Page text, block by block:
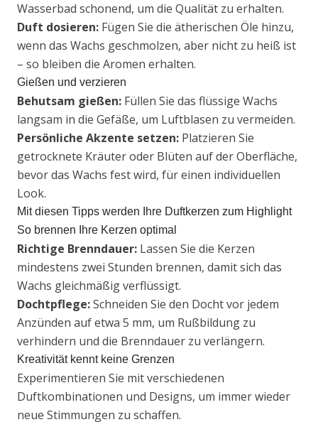
Wasserbad schonend, um die Qualität zu erhalten.
Duft dosieren: Fügen Sie die ätherischen Öle hinzu,
wenn das Wachs geschmolzen, aber nicht zu heiß ist
– so bleiben die Aromen erhalten.
Gießen und verzieren
Behutsam gießen: Füllen Sie das flüssige Wachs
langsam in die Gefäße, um Luftblasen zu vermeiden.
Persönliche Akzente setzen: Platzieren Sie
getrocknete Kräuter oder Blüten auf der Oberfläche,
bevor das Wachs fest wird, für einen individuellen
Look.
Mit diesen Tipps werden Ihre Duftkerzen zum Highlight
So brennen Ihre Kerzen optimal
Richtige Brenndauer: Lassen Sie die Kerzen
mindestens zwei Stunden brennen, damit sich das
Wachs gleichmäßig verflüssigt.
Dochtpflege:Schneiden Sie den Docht vor jedem
Anzünden auf etwa 5 mm, um Rußbildung zu
verhindern und die Brenndauer zu verlängern.
Kreativität kennt keine Grenzen
Experimentieren Sie mit verschiedenen
Duftkombinationen und Designs, um immer wieder
neue Stimmungen zu schaffen.